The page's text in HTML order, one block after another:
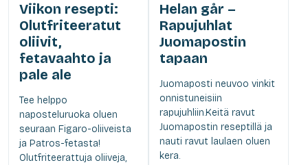
Viikon resepti:
Olutfriteeratut
oliivit,
fetavaahto ja
pale ale
Tee helppo
naposteluruoka oluen
seuraan Figaro-oliiveista
ja Patros-fetasta!
Olutfriteerattuja oliiveja,
Helan går –
Rapujuhlat
Juomapostin
tapaan
Juomaposti neuvoo vinkit
onnistuneisiin
rapujuhliin.Keitä ravut
Juomapostin reseptillä ja
nauti ravut laulaen oluen
kera.